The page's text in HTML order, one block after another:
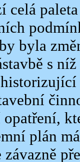
celá
byla
s
plán